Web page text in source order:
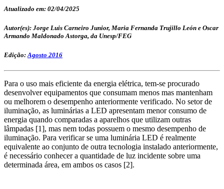
Atualizado em: 02/04/2025
Autor(es): Jorge Luis Carneiro Junior, Maria Fernanda Trujillo León e Oscar
Armando Maldonado Astorga, da Unesp/FEG
Edição: Agosto 2016
Para o uso mais eficiente da energia elétrica, tem-se procurado
desenvolver equipamentos que consumam menos mas mantenham
ou melhorem o desempenho anteriormente verificado. No setor de
iluminação, as luminárias a LED apresentam menor consumo de
energia quando comparadas a aparelhos que utilizam outras
lâmpadas [1], mas nem todas possuem o mesmo desempenho de
iluminação. Para verificar se uma luminária LED é realmente
equivalente ao conjunto de outra tecnologia instalado anteriormente,
é necessário conhecer a quantidade de luz incidente sobre uma
determinada área, em ambos os casos [2].